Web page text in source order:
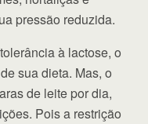
pressão reduzida.
à lactose, o
sua dieta. Mas, o
de leite por dia,
Pois a restrição